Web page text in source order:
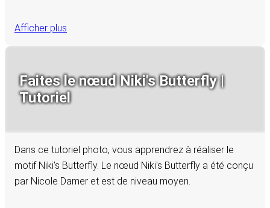
Afficher plus
Faites le nœud Niki's Butterfly |
Tutoriel
Dans ce tutoriel photo, vous apprendrez à réaliser le
motif Niki's Butterfly. Le nœud Niki's Butterfly a été conçu
par Nicole Damer et est de niveau moyen.